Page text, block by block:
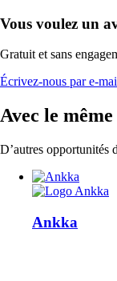
Vous voulez un
Gratuit et sans
Écrivez-nous par e-
Avec le
D’autres opportunités
Ankka